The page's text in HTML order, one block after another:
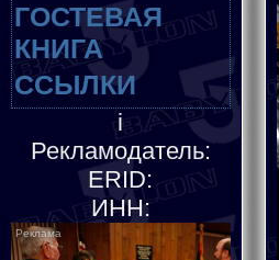
ГОСТЕВАЯ
КНИГА
ССЫЛКИ
i
Рекламодатель:
ERID:
ИНН: